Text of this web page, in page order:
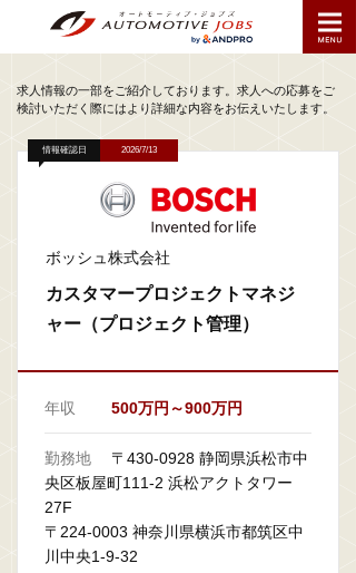
求人情報の一部をご紹介しております。求人への応募をご
検討いただく際にはより詳細な内容をお伝えいたします。
情報確認日 2026/7/13
ボッシュ株式会社
カスタマープロジェクトマネジ
ャー（プロジェクト管理）
年収 500万円～900万円
勤務地
〒430-0928 静岡県浜松市中
央区板屋町111-2 浜松アクトタワー
27F
〒224-0003 神奈川県横浜市都筑区中
川中央1-9-32